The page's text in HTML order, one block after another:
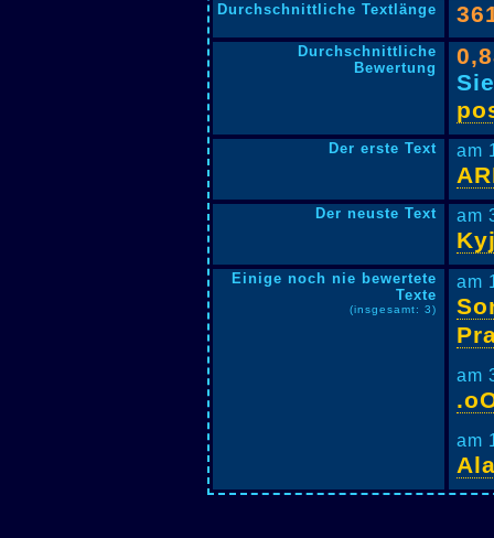
Durchschnittliche Textlänge
Durchschnittliche
Bewertung
Der erste Text am
Der neuste Text am
Einige noch nie bewertete
Texte
(insgesamt: 3)
am
am
am